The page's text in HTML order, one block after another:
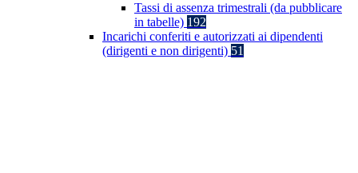
Tassi di assenza trimestrali (da pubblicare
in tabelle) 192
Incarichi conferiti e autorizzati ai dipendenti
(dirigenti e non dirigenti) 51